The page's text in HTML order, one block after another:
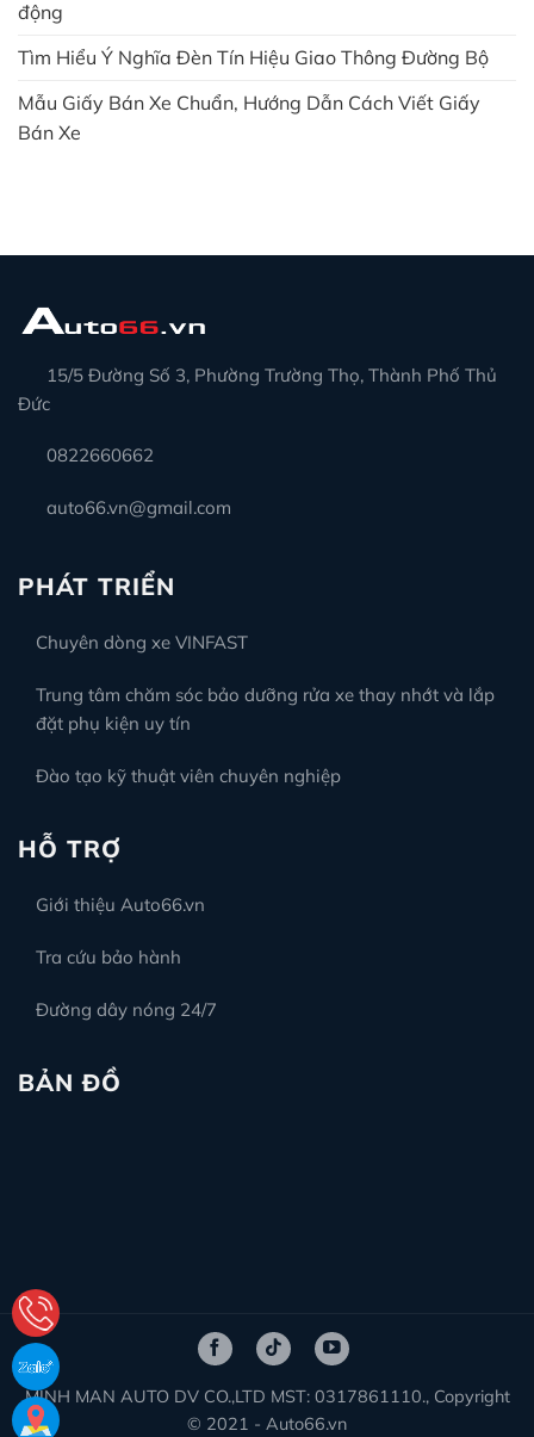
động
Tìm Hiểu Ý Nghĩa Đèn Tín Hiệu Giao Thông Đường Bộ
Mẫu Giấy Bán Xe Chuẩn, Hướng Dẫn Cách Viết Giấy
Bán Xe
15/5 Đường Số 3, Phường Trường Thọ, Thành Phố Thủ
Đức
0822660662
auto66.vn@gmail.com
PHÁT TRIỂN
Chuyên dòng xe VINFAST
Trung tâm chăm sóc bảo dưỡng rửa xe thay nhớt và lắp
đặt phụ kiện uy tín
Đào tạo kỹ thuật viên chuyên nghiệp
HỖ TRỢ
Giới thiệu Auto66.vn
Tra cứu bảo hành
Đường dây nóng 24/7
BẢN ĐỒ
MINH MAN AUTO DV CO.,LTD MST: 0317861110., Copyright
© 2021 - Auto66.vn